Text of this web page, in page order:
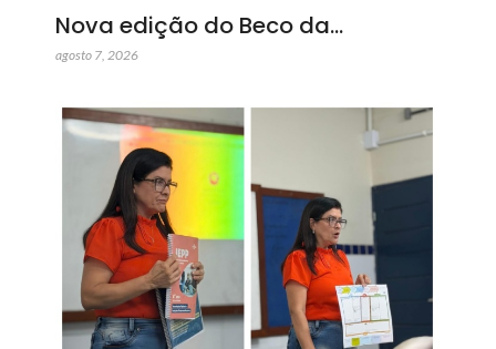
Nova edição do Beco da…
agosto 7, 2026